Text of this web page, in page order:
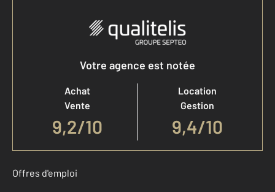
Votre agence est notée
Achat
Vente
9,2/10
Location
Gestion
9,4/10
Offres d'emploi